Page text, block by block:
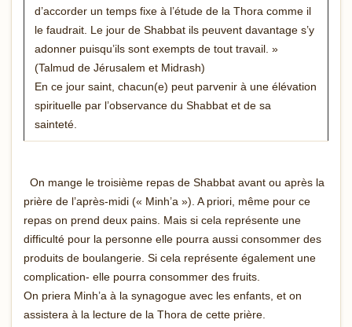
d’accorder un temps fixe à l’étude de la Thora comme il
le faudrait. Le jour de Shabbat ils peuvent davantage s’y
adonner puisqu’ils sont exempts de tout travail. »
(Talmud de Jérusalem et Midrash)
En ce jour saint, chacun(e) peut parvenir à une élévation
spirituelle par l’observance du Shabbat et de sa
sainteté.
On mange le troisième repas de Shabbat avant ou après la
prière de l’après-midi (« Minh’a »). A priori, même pour ce
repas on prend deux pains. Mais si cela représente une
difficulté pour la personne elle pourra aussi consommer des
produits de boulangerie. Si cela représente également une
complication- elle pourra consommer des fruits.
On priera Minh’a à la synagogue avec les enfants, et on
assistera à la lecture de la Thora de cette prière.